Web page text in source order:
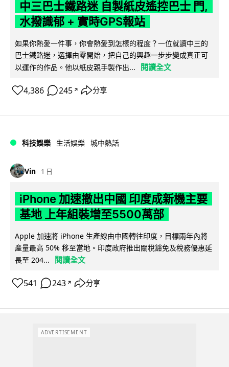
中三巴士鐵路迷 自製紙皮遙控巴士 門,
水撥識郁 + 實時GPS報站
如果你熱愛一件事，你會熱愛到怎樣的程度？一位就讀中三的
巴士鐵路迷，選擇由零開始，把自己的興趣一步步變成真正可
以運作的作品。他以紙皮親手製作出...
閱讀全文
4,386 245 ↗ 分享
科技娛樂 生活娛樂 城中熱話
Vin 1 日
iPhone 加速撤出中國 印度成新機主要
基地 上年組裝增至5500萬部
Apple 加速將 iPhone 生產線由中國轉往印度，目標兩年內將
產量最高 50% 移至當地。印度政府推出關稅豁免及稅務優惠延
長至 204...
閱讀全文
541 243 ↗ 分享
ADVERTISEMENT